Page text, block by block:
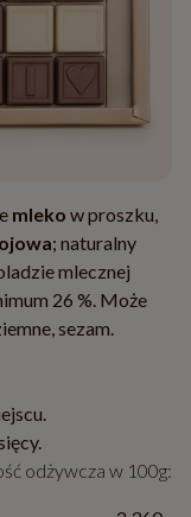
mleko w proszku,
; naturalny
mlecznej
26 %. Może
sezam.
odżywcza w 100g: